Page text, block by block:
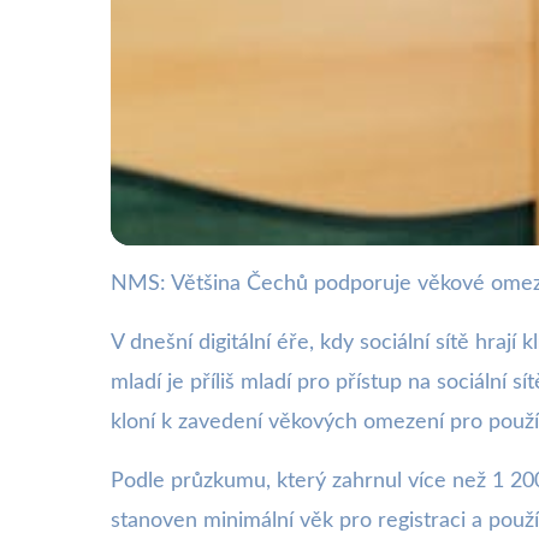
webya.cz
65% Čechů
16. 2. 2026· 3 min čtení · Autor: Milan Jiránek
NMS: Většina Čechů podporuje věkové
V dnešní digitální éře, kdy sociální sítě hrají
mladí je příliš mladí pro přístup na sociální
kloní k zavedení věkových omezení pro
Podle průzkumu, který zahrnul více než 1
stanoven minimální věk pro registraci a